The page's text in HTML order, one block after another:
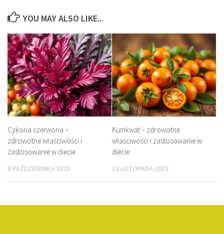
YOU MAY ALSO LIKE...
Cykoria czerwona –
zdrowotne właściwości i
zastosowanie w diecie
8 PAŹDZIERNIKA 2025
Kumkwat – zdrowotne
właściwości i zastosowanie w
diecie
12 LISTOPADA 2025